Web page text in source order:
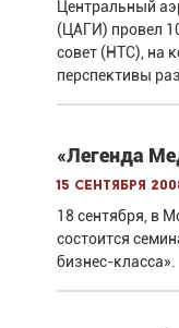
Центральный
(ЦАГИ) провел
совет (НТС), на
перспективы
«Легенда
15 сентября
18 сентября, в
состоится
бизнес-класса».